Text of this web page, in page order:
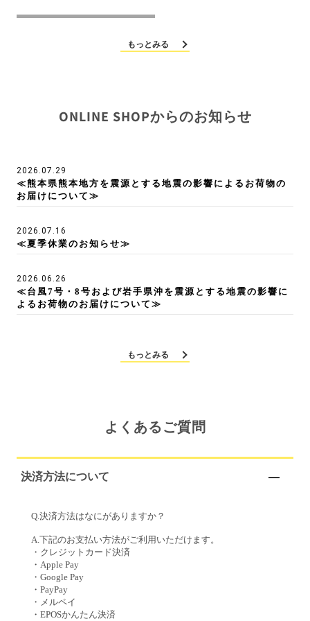
もっとみる
ONLINE SHOPからのお知らせ
2026.07.29
≪熊本県熊本地方を震源とする地震の影響によるお荷物の
お届けについて≫
2026.07.16
≪夏季休業のお知らせ≫
2026.06.26
≪台風7号・8号および岩手県沖を震源とする地震の影響に
よるお荷物のお届けについて≫
もっとみる
よくあるご質問
決済方法について
Q.決済方法はなにがありますか？
A.下記のお支払い方法がご利用いただけます。
・クレジットカード決済
・Apple Pay
・Google Pay
・PayPay
・メルペイ
・EPOSかんたん決済